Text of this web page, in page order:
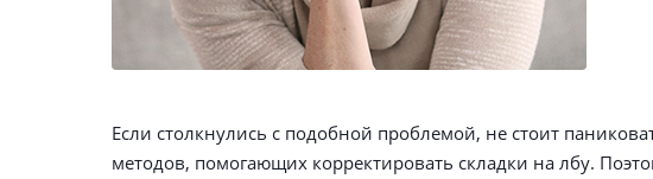
Если столкнулись с подобной проблемой, не стоит
методов, помогающих корректировать складки на лбу.